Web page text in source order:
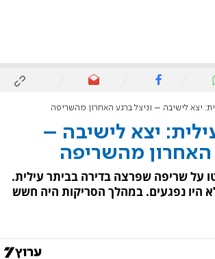
יצא לישיבה – וניצל ברגע האחרון מהשריפה
יצא לישיבה –
האחרון מהשריפה
על שריפה שפרצה בדירה בביתר עילית.
היו נפגעים. במהלך הסריקות היה חשש